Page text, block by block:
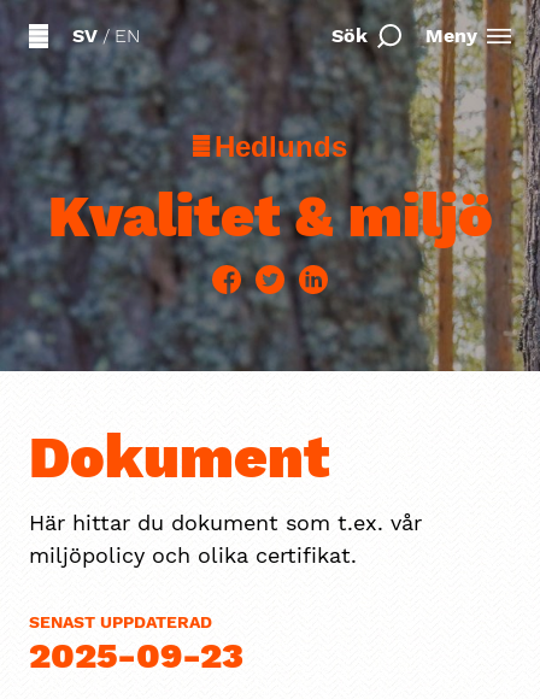
SV / EN Sök Meny
Hedlunds
Kvalitet & miljö
Dokument
Här hittar du dokument som t.ex. vår
miljöpolicy och olika certifikat.
SENAST UPPDATERAD
2025-09-23